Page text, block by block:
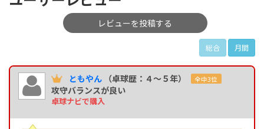
レビューを投稿する
総合 月間
ともやん （卓球歴：４～５年） 全中3位
攻守バランスが良い
卓球ナビで購入